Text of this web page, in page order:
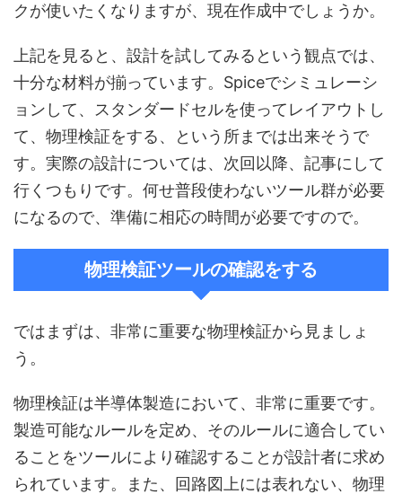
クが使いたくなりますが、現在作成中でしょうか。
上記を見ると、設計を試してみるという観点では、
十分な材料が揃っています。Spiceでシミュレーシ
ョンして、スタンダードセルを使ってレイアウトし
て、物理検証をする、という所までは出来そうで
す。実際の設計については、次回以降、記事にして
行くつもりです。何せ普段使わないツール群が必要
になるので、準備に相応の時間が必要ですので。
物理検証ツールの確認をする
ではまずは、非常に重要な物理検証から見ましょ
う。
物理検証は半導体製造において、非常に重要です。
製造可能なルールを定め、そのルールに適合してい
ることをツールにより確認することが設計者に求め
られています。また、回路図上には表れない、物理